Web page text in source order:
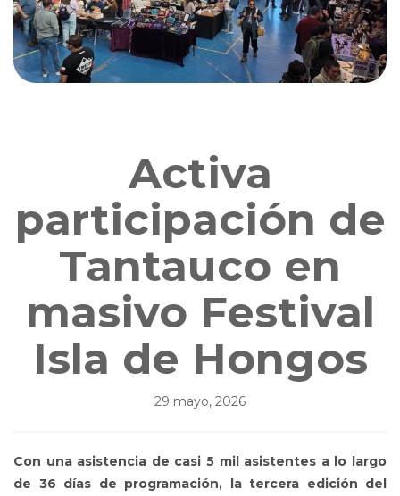
Activa
participación de
Tantauco en
masivo Festival
Isla de Hongos
29 mayo, 2026
Con una asistencia de casi 5 mil asistentes a lo largo
de 36 días de programación, la tercera edición del